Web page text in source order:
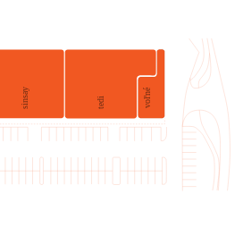
tedi
sinsay voľné